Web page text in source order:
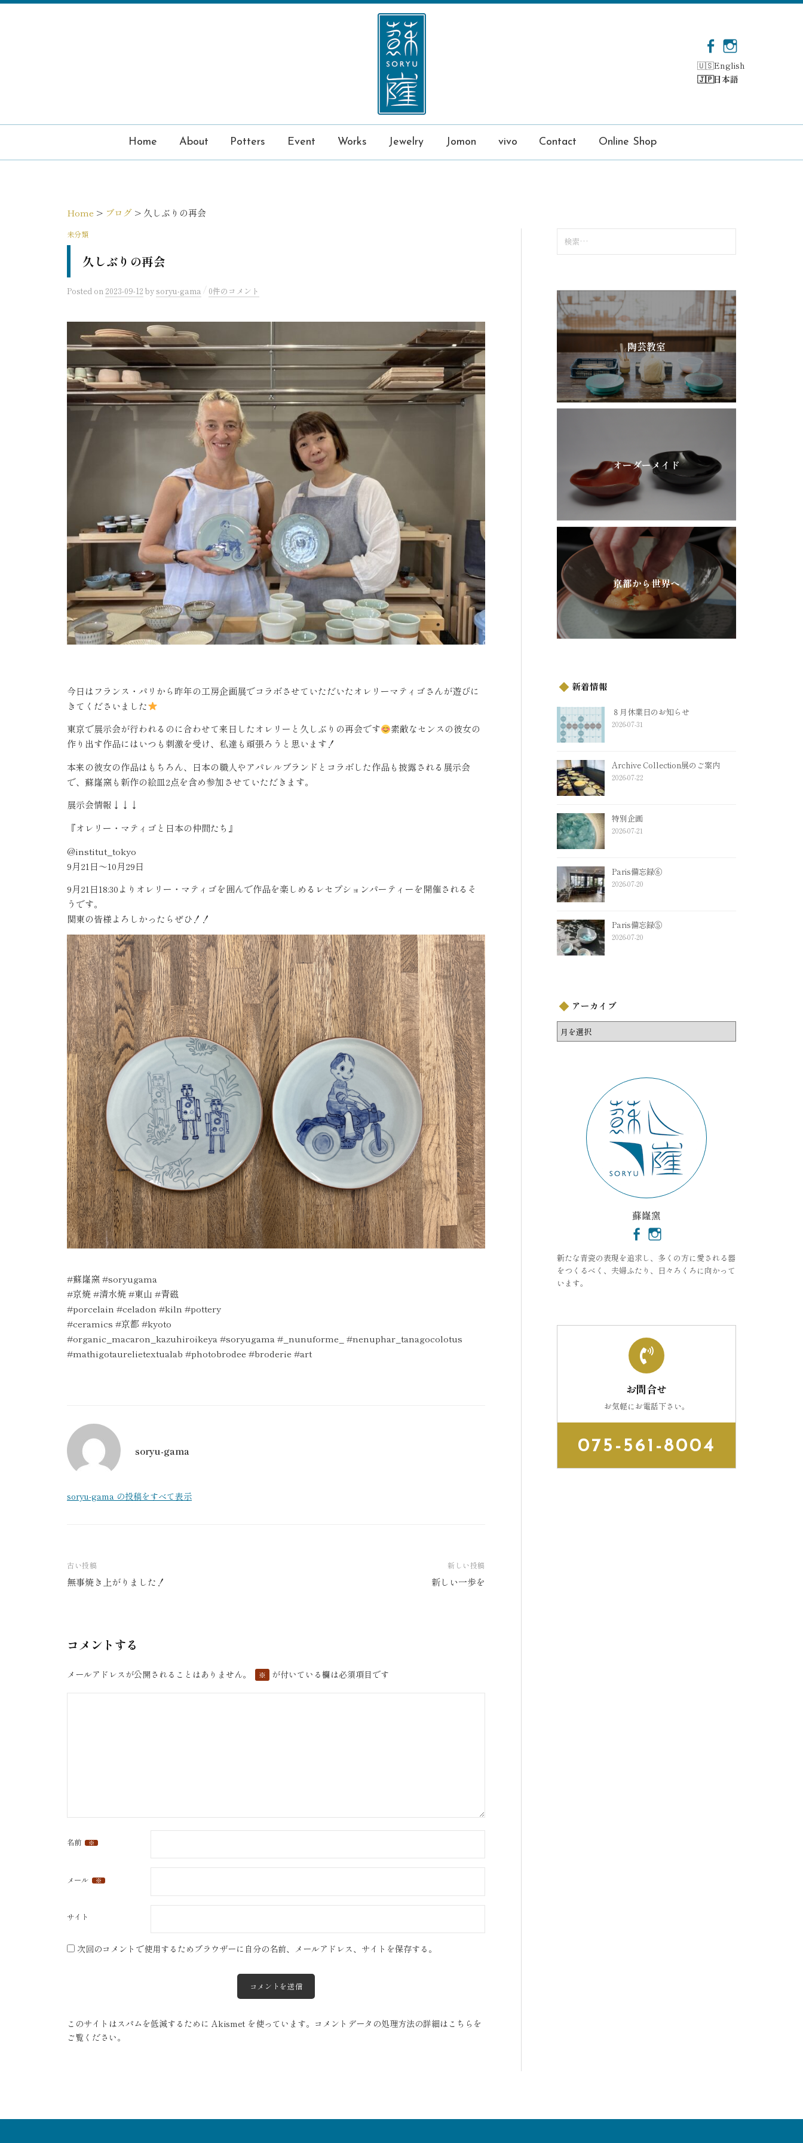
コ
ッ
c
e
o
s
t
r
English
日本語
Home About Potters Event Works Jewelry Jomon vivo Contact Online Shop
Home > ブログ > 久しぶりの再会
未分類
久しぶりの再会
Posted on 2023-09-12 by soryu-gama / 0件のコメント
今日はフランス・パリから昨年の工房企画展でコラボさせていただいたオレリーマティゴさんが遊びに
きてくださいました
東京で展示会が行われるのに合わせて来日したオレリーと久しぶりの再会です
素敵なセンスの彼女の
作り出す作品にはいつも刺激を受け、私達も頑張ろうと思います！
本来の彼女の作品はもちろん、日本の職人やアパレルブランドとコラボした作品も披露される展示会
で、蘇嶐窯も新作の絵皿2点を含め参加させていただきます。
展示会情報↓↓↓
『オレリー・マティゴと日本の仲間たち』
@institut_tokyo
9月21日〜10月29日
9月21日18:30よりオレリー・マティゴを囲んで作品を楽しめるレセプションパーティーを開催されるそ
うです。
関東の皆様よろしかったらぜひ！！
#蘇嶐窯 #soryugama
#京焼 #清水焼 #東山 #青磁
#porcelain #celadon #kiln #pottery
#ceramics #京都 #kyoto
#organic_macaron_kazuhiroikeya #soryugama #_nunuforme_ #nenuphar_tanagocolotus
#mathigotaurelietextualab #photobrodee #broderie #art
soryu-gama
soryu-gama の投稿をすべて表示
投
ゲ
シ
ョ
古い投稿
無事焼き上がりました！
新しい投稿
新しい一歩を
コメントする
メールアドレスが公開されることはありません。 ※ が付いている欄は必須項目です
名前 ※
メール ※
サイト
次回のコメントで使用するためブラウザーに自分の名前、メールアドレス、サイトを保存する。
このサイトはスパムを低減するために Akismet を使っています。 コメントデータの処理方法の詳細はこちらを
ご覧ください。
索
陶芸教室
オーダーメイド
京都から世界へ
新着情報
８月休業日のお知らせ
2026-07-31
Archive Collection展のご案内
2026-07-22
特別企画
2026-07-21
Paris備忘録⑥
2026-07-20
Paris備忘録⑤
2026-07-20
アーカイブ
ア
ー
蘇嶐窯
新たな青瓷の表現を追求し、多くの方に愛される器
をつくるべく、夫婦ふたり、日々ろくろに向かって
います。
お問合せ
お気軽にお電話下さい。
075-561-8004